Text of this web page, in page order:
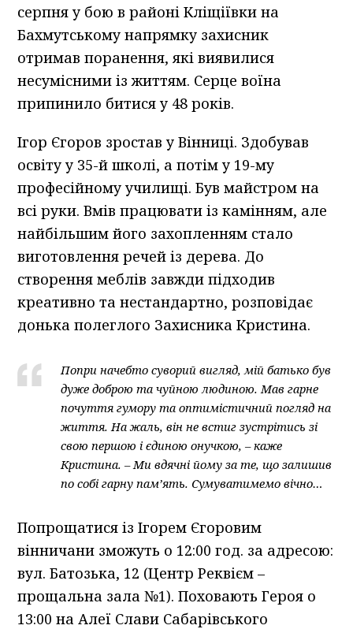
серпня у бою в районі Кліщіївки на
Бахмутському напрямку захисник
отримав поранення, які виявилися
несумісними із життям. Серце воїна
припинило битися у 48 років.
Ігор Єгоров зростав у Вінниці. Здобував
освіту у 35-й школі, а потім у 19-му
професійному училищі. Був майстром на
всі руки. Вмів працювати із камінням, але
найбільшим його захопленням стало
виготовлення речей із дерева. До
створення меблів завжди підходив
креативно та нестандартно, розповідає
донька полеглого Захисника Кристина.
Попри начебто суворий вигляд, мій батько був
дуже доброю та чуйною людиною. Мав гарне
почуття гумору та оптимістичний погляд на
життя. На жаль, він не встиг зустрітись зі
свою першою і єдиною онучкою, – каже
Кристина. – Ми вдячні йому за те, що залишив
по собі гарну пам’ять. Сумуватимемо вічно…
Попрощатися із Ігорем Єгоровим
вінничани зможуть о 12:00 год. за адресою:
вул. Батозька, 12 (Центр Реквієм –
прощальна зала №1). Поховають Героя о
13:00 на Алеї Слави Сабарівського